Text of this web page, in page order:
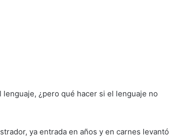
¿pero qué hacer si el lenguaje no
ya entrada en años y en carnes levantó